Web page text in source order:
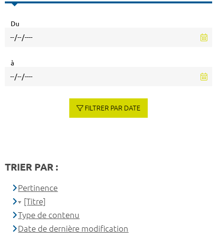
Du
à
FILTRER PAR DATE
TRIER PAR :
Pertinence
[Titre]
Type de contenu
Date de dernière modification